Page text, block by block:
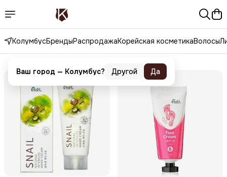
КолумбусБрендыРаспродажаКорейская косметикаВолосы
Уход за телом